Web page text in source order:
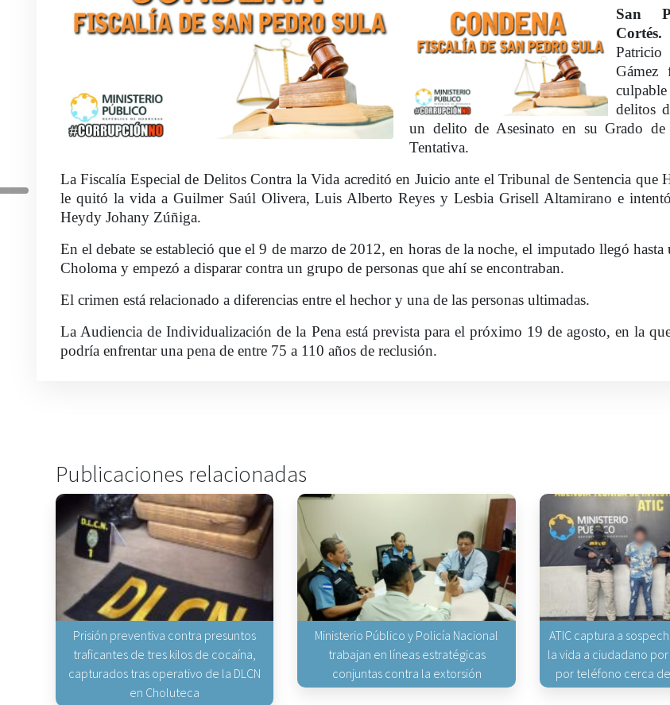
San
Cortés.
Gámez
delitos
un delito de Asesinato en su Grado de
Tentativa.
La Fiscalía Especial de Delitos Contra la Vida acreditó en Juicio ante el Tribunal de Sentencia que
le quitó la vida a Guilmer Saúl Olivera, Luis Alberto Reyes y Lesbia Grisell Altamirano e
Heydy Johany Zúñiga.
En el debate se estableció que el 9 de marzo de 2012, en horas de la noche, el imputado llegó
Choloma y empezó a disparar contra un grupo de personas que ahí se encontraban.
El crimen está relacionado a diferencias entre el hechor y una de las personas ultimadas.
La Audiencia de Individualización de la Pena está prevista para el próximo 19 de agosto, en la
podría enfrentar una pena de entre 75 a 110 años de reclusión.
Publicaciones relacionadas
Prisión preventiva contra presuntos
traficantes de tres kilos de cocaína,
capturados tras operativo de la DLCN
en Choluteca
Ministerio Público y Policía Nacional
trabajan en líneas estratégicas
conjuntas contra la extorsión
ATIC captura a
la vida a ciudadano
por teléfono cerca